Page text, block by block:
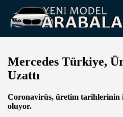
Mercedes Türkiye,
Uzattı
Coronavirüs, üretim tarihlerinin
oluyor.